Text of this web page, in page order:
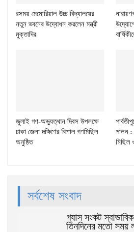
রসময় মেমোরিয়াল উচ্চ বিদ্যালয়ের
নতুন ভবনের উদ্বোধন করলেন মন্ত্রী
মুক্তাদির
জুলাই গণ-অভ্যুত্থান দিবস উপলক্ষে
ঢাকা জেলা দক্ষিণের বিশাল গণমিছিল
অনুষ্ঠিত
পালন :
মিছিল
সর্বশেষ সংবাদ
গ্যাস সংকট
তিনদিনের মতো সময়